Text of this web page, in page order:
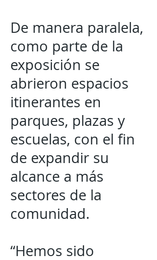
De manera paralela,
como parte de la
exposición se
abrieron espacios
itinerantes en
parques, plazas y
escuelas, con el fin
de expandir su
alcance a más
sectores de la
comunidad.
“Hemos sido